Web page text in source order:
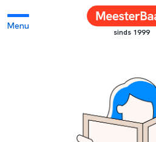
Menu
sinds 1999